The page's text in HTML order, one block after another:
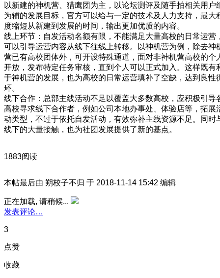
以新建的神机营、猎鹰团为主，以论坛测评及随手拍相关用户
为辅的发展目标，官方可以给与一定的技术及人力支持，最大
度缩短从新建到发展的时间，输出更加优质的内容。
线上环节：自发活动名额有限，不能满足大量高校的日常运营
可以引导运营内容从线下往线上转移。以神机营为例，除去神
营已有高校团体外，可开设特殊通道，面对非神机营高校的个
开放，发布特定任务审核，直到个人可以正式加入。这样既有
于神机营的发展，也为高校的日常运营填补了空缺，达到良性
环。
线下合作：总部主线活动不足以覆盖大多数高校，应积极引导
高校寻求线下合作者，例如公司本地办事处、体验店等，拓展
动类型，不过于依托自发活动，有效弥补主线资源不足。同时
线下的大量接触，也为社团发展提供了新的基点。
1883阅读
本帖最后由 朔校子不归 于 2018-11-14 15:42 编辑
正在加载, 请稍候...
发表评论…
3
点赞
收藏